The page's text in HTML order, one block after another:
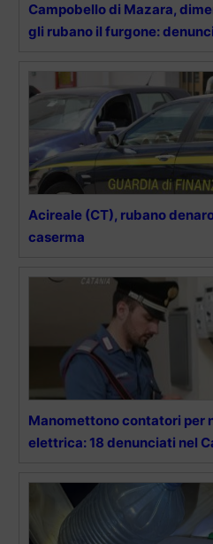
Campobello di Mazara,
gli rubano il furgone:
Acireale (CT), rubano
caserma
Manomettono contatori per
elettrica: 18 denunciati nel